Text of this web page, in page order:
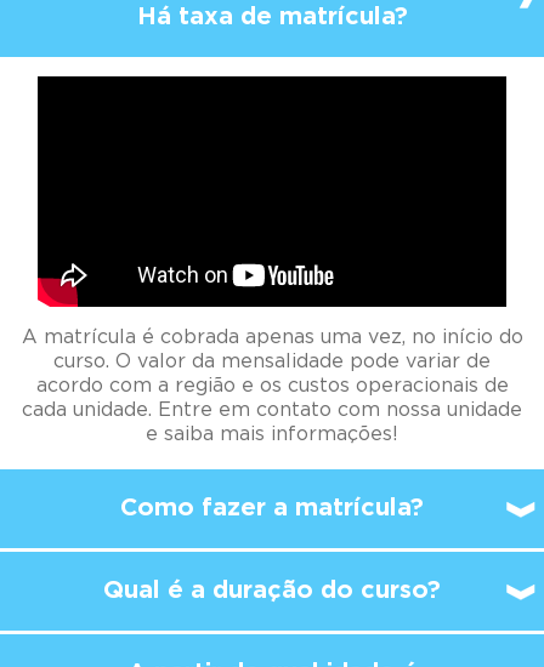
Há taxa de matrícula?
A matrícula é cobrada apenas uma vez, no início do
curso. O valor da mensalidade pode variar de
acordo com a região e os custos operacionais de
cada unidade. Entre em contato com nossa unidade
e saiba mais informações!
Como fazer a matrícula?
Qual é a duração do curso?